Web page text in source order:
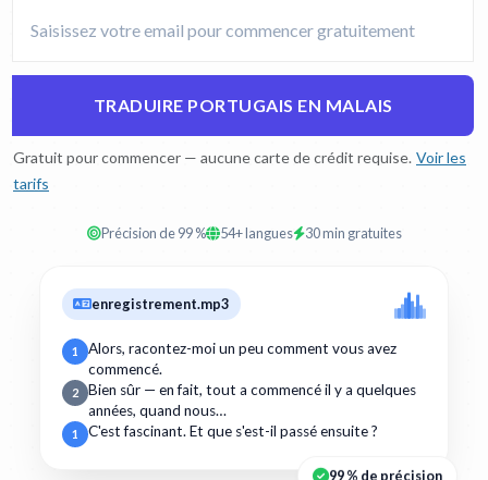
TRADUIRE PORTUGAIS EN MALAIS
Gratuit pour commencer — aucune carte de crédit requise. Voir les
tarifs
Précision de 99 % 54+ langues 30 min gratuites
enregistrement.mp3
1
Alors, racontez-moi un peu comment vous avez
commencé.
2
Bien sûr — en fait, tout a commencé il y a quelques
années, quand nous…
1 C'est fascinant. Et que s'est-il passé ensuite ?
99 % de précision